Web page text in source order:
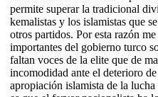
permite superar la tradicional
kemalistas y los islamistas que
otros partidos. Por esta razón
importantes del gobierno turco
faltan voces de la elite que de
incomodidad ante el deterioro
apropiación islamista de la